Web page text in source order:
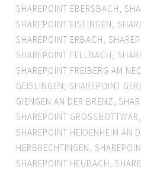
SHAREPOINT EBERSBACH,
SHAREPOINT EISLINGEN,
SHAREPOINT ERBACH,
SHAREPOINT FELLBACH,
SHAREPOINT FREIBERG AM
GEISLINGEN, SHAREPOINT
GIENGEN AN DER BRENZ,
SHAREPOINT GROSSBOTTWAR ,
SHAREPOINT HEIDENHEIM AN
HERBRECHTINGEN,
SHAREPOINT HEUBACH,